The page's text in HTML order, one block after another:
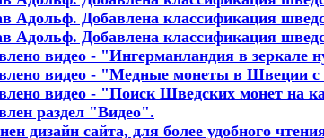
Адольф. Добавлена классификация
Адольф. Добавлена классификация
видео - "Ингерманландия в зеркале
видео - "Медные монеты в Швеции с
видео - "Поиск Шведских монет на
раздел "Видео".
дизайн сайта, для более удобного